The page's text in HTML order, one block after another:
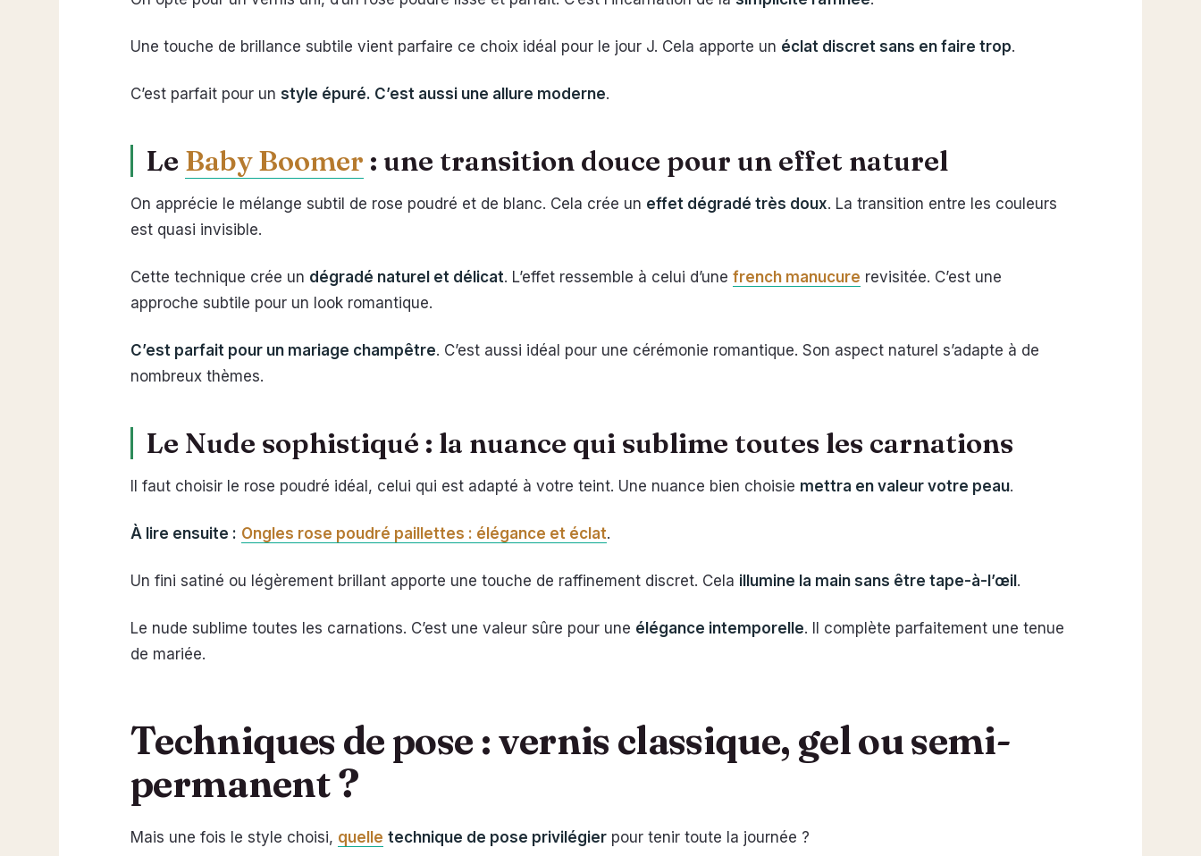
Une touche de brillance subtile vient parfaire ce choix idéal pour le jour J. Cela apporte un éclat discret sans en faire trop.
C’est parfait pour un style épuré. C’est aussi une allure moderne.
Le Baby Boomer : une transition douce pour un effet naturel
On apprécie le mélange subtil de rose poudré et de blanc. Cela crée un effet dégradé très doux. La transition entre les couleurs
est quasi invisible.
Cette technique crée un dégradé naturel et délicat. L’effet ressemble à celui d’une french manucure revisitée. C’est une
approche subtile pour un look romantique.
C’est parfait pour un mariage champêtre. C’est aussi idéal pour une cérémonie romantique. Son aspect naturel s’adapte à de
nombreux thèmes.
Le Nude sophistiqué : la nuance qui sublime toutes les carnations
Il faut choisir le rose poudré idéal, celui qui est adapté à votre teint. Une nuance bien choisie mettra en valeur votre peau.
À lire ensuite : Ongles rose poudré paillettes : élégance et éclat.
Un fini satiné ou légèrement brillant apporte une touche de raffinement discret. Cela illumine la main sans être tape-à-l’œil .
Le nude sublime toutes les carnations. C’est une valeur sûre pour une élégance intemporelle. Il complète parfaitement une tenue
de mariée.
Techniques de pose : vernis classique, gel ou semi-
permanent ?
Mais une fois le style choisi, quelle technique de pose privilégier pour tenir toute la journée ?